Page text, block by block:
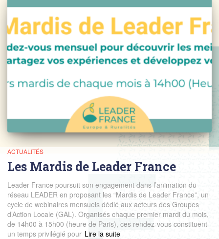
ACTUALITÉS
Les Mardis de Leader France
Leader France poursuit son engagement dans l’animation du
réseau LEADER en proposant les “Mardis de Leader France”, un
cycle de webinaires mensuels dédié aux acteurs des Groupes
d’Action Locale (GAL). Organisés chaque premier mardi du mois,
de 14h00 à 15h00 (heure de Paris), ces rendez-vous constituent
un temps privilégié pour Read more